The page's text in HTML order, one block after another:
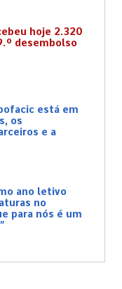
hoje 2.320
desembolso
está em
os
e a
ano letivo
no
para nós é um